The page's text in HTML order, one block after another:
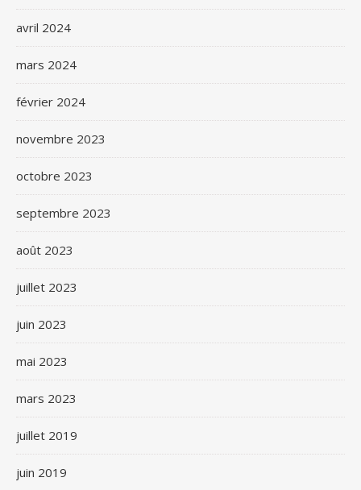
avril 2024
mars 2024
février 2024
novembre 2023
octobre 2023
septembre 2023
août 2023
juillet 2023
juin 2023
mai 2023
mars 2023
juillet 2019
juin 2019